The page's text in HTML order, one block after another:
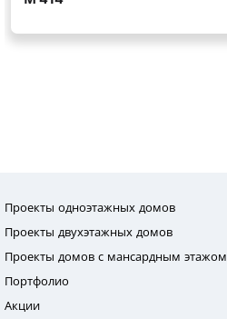
Проекты одноэтажных домов
Проекты двухэтажных домов
Проекты домов с мансардным этажом
Портфолио
Акции